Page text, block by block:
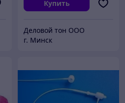
Купить
Деловой тон ООО
г. Минск